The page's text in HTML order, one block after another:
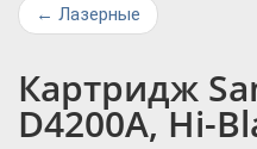
← Лазерные
Картридж
D4200A, Hi-